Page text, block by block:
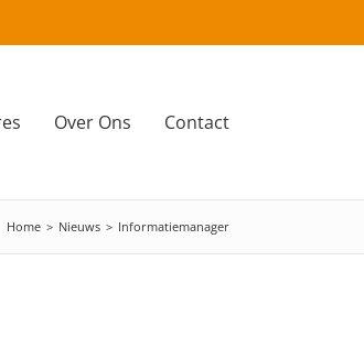
Over Ons Contact
Home > Nieuws > Informatiemanager